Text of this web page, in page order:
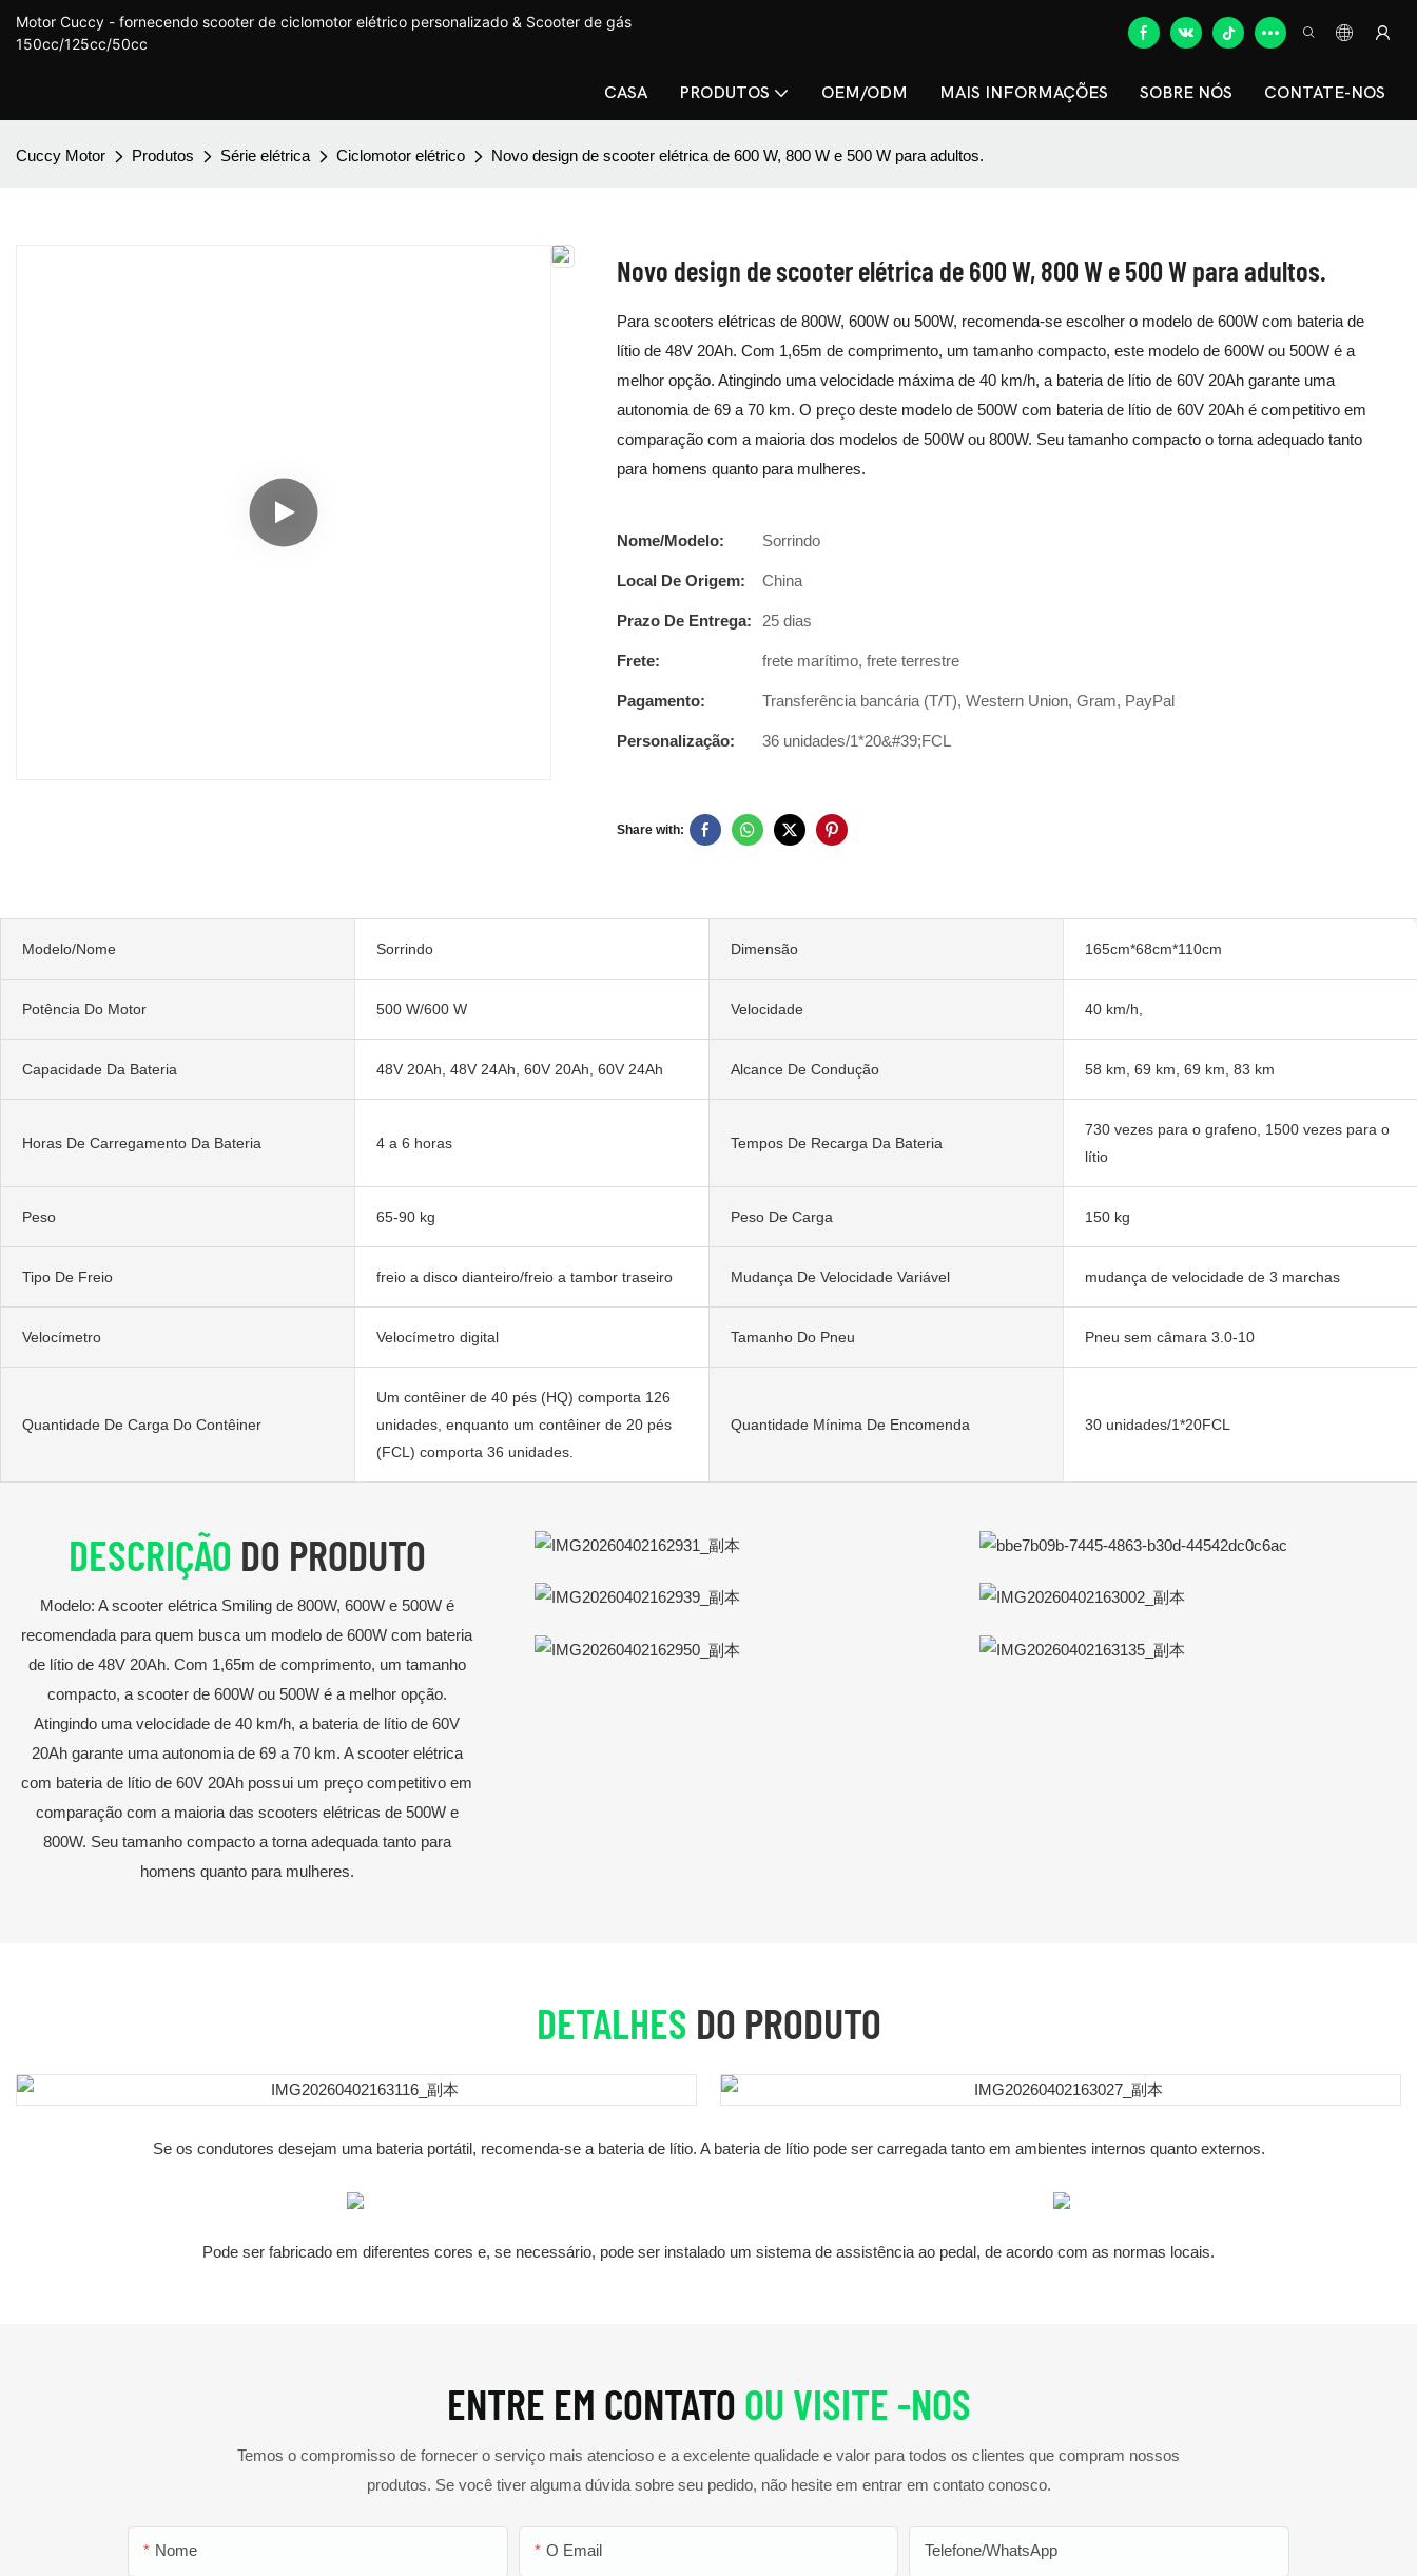
Motor Cuccy - fornecendo scooter de ciclomotor elétrico personalizado & Scooter de gás
150cc/125cc/50cc
CASA PRODUTOS OEM/ODM MAIS INFORMAÇÕES SOBRE NÓS CONTATE-NOS
Cuccy Motor Produtos Série elétrica Ciclomotor elétrico Novo design de scooter elétrica de 600 W, 800 W e 500 W para adultos.
Novo design de scooter elétrica de 600 W, 800 W e 500 W para adultos.
Para scooters elétricas de 800W, 600W ou 500W, recomenda-se escolher o modelo de 600W com bateria de
lítio de 48V 20Ah. Com 1,65m de comprimento, um tamanho compacto, este modelo de 600W ou 500W é a
melhor opção. Atingindo uma velocidade máxima de 40 km/h, a bateria de lítio de 60V 20Ah garante uma
autonomia de 69 a 70 km. O preço deste modelo de 500W com bateria de lítio de 60V 20Ah é competitivo em
comparação com a maioria dos modelos de 500W ou 800W. Seu tamanho compacto o torna adequado tanto
para homens quanto para mulheres.
Nome/Modelo: Sorrindo
Local De Origem: China
Prazo De Entrega: 25 dias
Frete: frete marítimo, frete terrestre
Pagamento: Transferência bancária (T/T), Western Union, Gram, PayPal
Personalização: 36 unidades/1*20&#39;FCL
Share with:
Modelo/Nome Sorrindo Dimensão 165cm*68cm*110cm
Potência Do Motor 500 W/600 W Velocidade 40 km/h,
Capacidade Da Bateria 48V 20Ah, 48V 24Ah, 60V 20Ah, 60V 24Ah Alcance De Condução 58 km, 69 km, 69 km, 83 km
Horas De Carregamento Da Bateria 4 a 6 horas Tempos De Recarga Da Bateria
730 vezes para o grafeno, 1500 vezes para o
lítio
Peso 65-90 kg Peso De Carga 150 kg
Tipo De Freio freio a disco dianteiro/freio a tambor traseiro Mudança De Velocidade Variável mudança de velocidade de 3 marchas
Velocímetro Velocímetro digital Tamanho Do Pneu Pneu sem câmara 3.0-10
Quantidade De Carga Do Contêiner
Um contêiner de 40 pés (HQ) comporta 126
unidades, enquanto um contêiner de 20 pés
(FCL) comporta 36 unidades.
Quantidade Mínima De Encomenda 30 unidades/1*20FCL
DESCRIÇÃO DO PRODUTO
Modelo: A scooter elétrica Smiling de 800W, 600W e 500W é
recomendada para quem busca um modelo de 600W com bateria
de lítio de 48V 20Ah. Com 1,65m de comprimento, um tamanho
compacto, a scooter de 600W ou 500W é a melhor opção.
Atingindo uma velocidade de 40 km/h, a bateria de lítio de 60V
20Ah garante uma autonomia de 69 a 70 km. A scooter elétrica
com bateria de lítio de 60V 20Ah possui um preço competitivo em
comparação com a maioria das scooters elétricas de 500W e
800W. Seu tamanho compacto a torna adequada tanto para
homens quanto para mulheres.
DETALHES DO PRODUTO
Se os condutores desejam uma bateria portátil, recomenda-se a bateria de lítio. A bateria de lítio pode ser carregada tanto em ambientes internos quanto externos.
Pode ser fabricado em diferentes cores e, se necessário, pode ser instalado um sistema de assistência ao pedal, de acordo com as normas locais.
ENTRE EM CONTATO OU VISITE -NOS
Temos o compromisso de fornecer o serviço mais atencioso e a excelente qualidade e valor para todos os clientes que compram nossos
produtos. Se você tiver alguma dúvida sobre seu pedido, não hesite em entrar em contato conosco.
Nome O Email Telefone/WhatsApp